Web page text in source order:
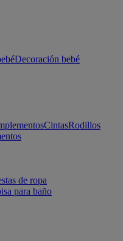
Decoración bebé
CintasRodillos
de ropa
para baño